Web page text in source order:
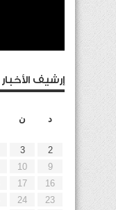
إرشيف الأخبار
د
ن
2
3
9
10
16
17
23
24